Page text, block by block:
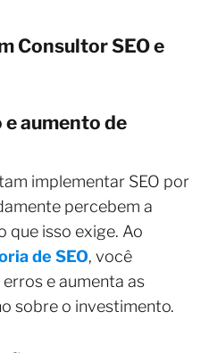
Consultor SEO e
aumento de
implementar SEO por
percebem a
que isso exige. Ao
de SEO, você
e aumenta as
sobre o investimento.